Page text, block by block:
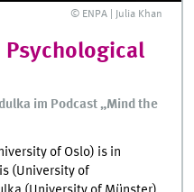
© ENPA | Julia Khan
Psychological
im Podcast „Mind the
of Oslo) is in
(University of